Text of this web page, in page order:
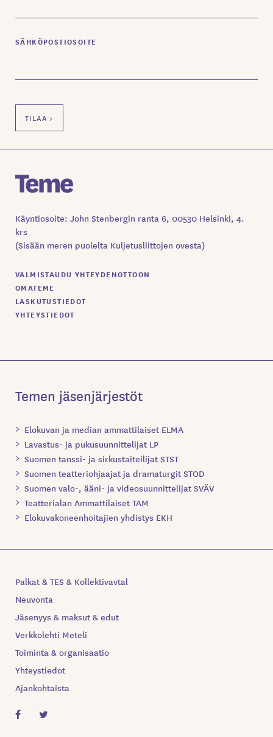
SÄHKÖPOSTIOSOITE
Käyntiosoite: John Stenbergin ranta 6, 00530 Helsinki, 4.
krs
(Sisään meren puolelta Kuljetusliittojen ovesta)
VALMISTAUDU YHTEYDENOTTOON
OMATEME
LASKUTUSTIEDOT
YHTEYSTIEDOT
Temen jäsenjärjestöt
Elokuvan ja median ammattilaiset ELMA
Lavastus- ja pukusuunnittelijat LP
Suomen tanssi- ja sirkustaiteilijat STST
Suomen teatteriohjaajat ja dramaturgit STOD
Suomen valo-, ääni- ja videosuunnittelijat SVÄV
Teatterialan Ammattilaiset TAM
Elokuvakoneenhoitajien yhdistys EKH
Palkat & TES & Kollektivavtal
Neuvonta
Jäsenyys & maksut & edut
Verkkolehti Meteli
Toiminta & organisaatio
Yhteystiedot
Ajankohtaista